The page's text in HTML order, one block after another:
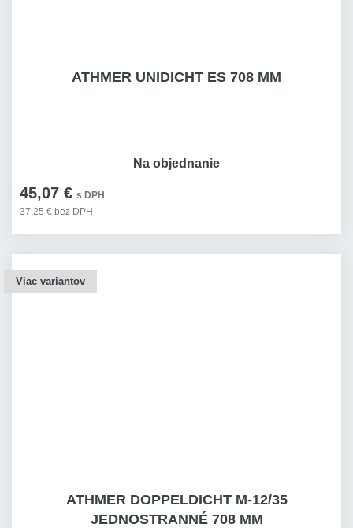
ATHMER UNIDICHT ES 708 MM
45,07 € s DPH
37,25 € bez DPH
Na objednanie
Viac variantov
ATHMER DOPPELDICHT M-12/35
JEDNOSTRANNÉ 708 MM